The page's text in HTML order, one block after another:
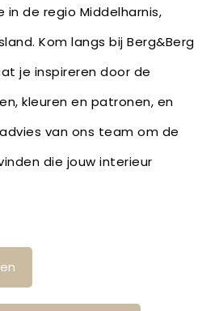
in de regio Middelharnis,
Kom langs bij Berg&Berg
je inspireren door de
kleuren en patronen, en
van ons team om de
die jouw interieur